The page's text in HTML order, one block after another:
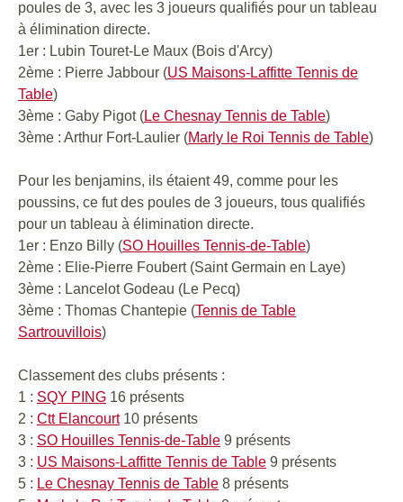
poules de 3, avec les 3 joueurs qualifiés pour un tableau
à élimination directe.
1er : Lubin Touret-Le Maux (Bois d'Arcy)
2ème : Pierre Jabbour (US Maisons-Laffitte Tennis de
Table)
3ème : Gaby Pigot (Le Chesnay Tennis de Table)
3ème : Arthur Fort-Laulier (Marly le Roi Tennis de Table)
Pour les benjamins, ils étaient 49, comme pour les
poussins, ce fut des poules de 3 joueurs, tous qualifiés
pour un tableau à élimination directe.
1er : Enzo Billy (SO Houilles Tennis-de-Table)
2ème : Elie-Pierre Foubert (Saint Germain en Laye)
3ème : Lancelot Godeau (Le Pecq)
3ème : Thomas Chantepie (Tennis de Table
Sartrouvillois)
Classement des clubs présents :
1 : SQY PING 16 présents
2 : Ctt Elancourt10 présents
3 : SO Houilles Tennis-de-Table 9 présents
3 : US Maisons-Laffitte Tennis de Table 9 présents
5 : Le Chesnay Tennis de Table 8 présents